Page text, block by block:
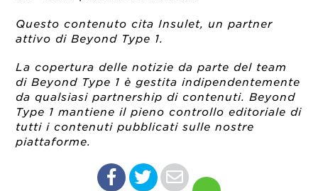
Questo contenuto cita Insulet, un partner
attivo di Beyond Type 1.
La copertura delle notizie da parte del team
di Beyond Type 1 è gestita indipendentemente
da qualsiasi partnership di contenuti. Beyond
Type 1 mantiene il pieno controllo editoriale di
tutti i contenuti pubblicati sulle nostre
piattaforme.